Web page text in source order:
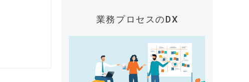
業務プロセスのDX